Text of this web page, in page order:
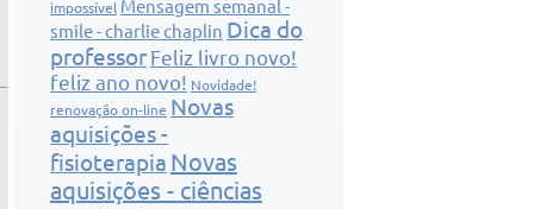
impossível Mensagem semanal -
smile - charlie chaplin Dica do
professor Feliz livro novo!
feliz ano novo! Novidade!
renovação on-line Novas
aquisições -
fisioterapia Novas
aquisições - ciências